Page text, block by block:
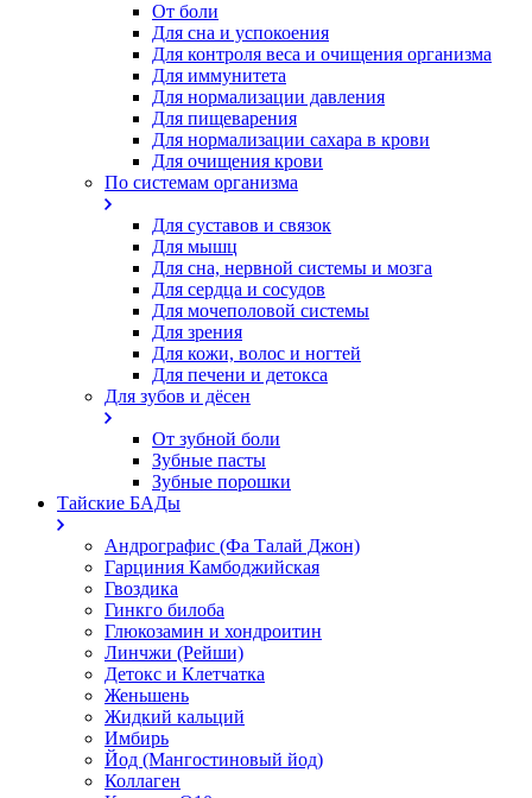
От боли
Для сна и успокоения
Для контроля веса и очищения организма
Для иммунитета
Для нормализации давления
Для пищеварения
Для нормализации сахара в крови
Для очищения крови
По системам организма
Для суставов и связок
Для мышц
Для сна, нервной системы и мозга
Для сердца и сосудов
Для мочеполовой системы
Для зрения
Для кожи, волос и ногтей
Для печени и детокса
Для зубов и дёсен
От зубной боли
Зубные пасты
Зубные порошки
Тайские БАДы
Андрографис (Фа Талай Джон)
Гарциния Камбоджийская
Гвоздика
Гинкго билоба
Глюкозамин и хондроитин
Линчжи (Рейши)
Детокс и Клетчатка
Женьшень
Жидкий кальций
Имбирь
Йод (Мангостиновый йод)
Коллаген